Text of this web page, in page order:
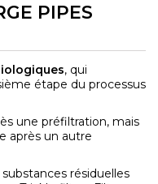
PIPES
, qui
étape du processus
une préfiltration, mais
après un autre
résiduelles